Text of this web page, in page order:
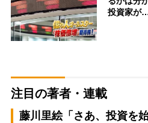
投資家が
注目の著者・連載
藤川里絵「さあ、投資を